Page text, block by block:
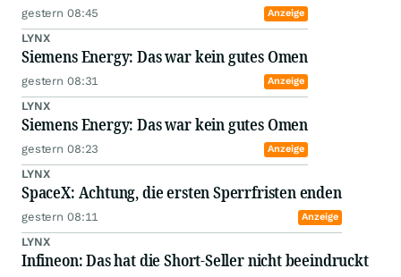
gestern 08:45 Anzeige
LYNX
Siemens Energy: Das war kein gutes Omen
gestern 08:31 Anzeige
LYNX
Siemens Energy: Das war kein gutes Omen
gestern 08:23 Anzeige
LYNX
SpaceX: Achtung, die ersten Sperrfristen enden
gestern 08:11 Anzeige
LYNX
Infineon: Das hat die Short-Seller nicht beeindruckt